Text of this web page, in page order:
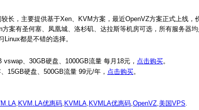
长，主要提供基于Xen、KVM方案，最近OpenVZ方案正式上线
案有圣何塞、凤凰城、洛杉矶、达拉斯等机房可选，所有服务器
都是不错的选择。
、30GB硬盘、1000GB流量 每月18元， 点击购买。
15GB硬盘、500GB流量 99元/年， 点击购买。
KVM.LA优惠码 KVMLA KVMLA优惠码 OpenVZ 美国VPS